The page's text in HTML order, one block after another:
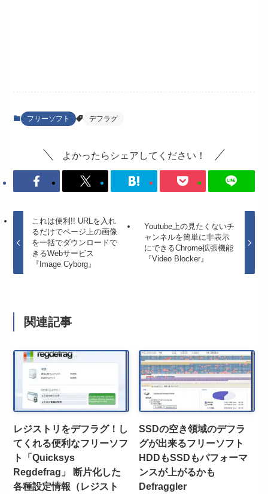
フリーソフト デフラグ
よかったらシェアしてください！
これは便利!! URLを入れ
るだけでページ上の画像
を一括でダウンロードで
きるWebサービス
『Image Cyborg』
Youtube上の見たくないチ
ャンネルを簡単に非表示
にできるChrome拡張機能
『Video Blocker』
関連記事
レジストリをデフラグ！し
てくれる便利なフリーソフ
ト「Quicksys
Regdefrag」 断片化した
各種設定情報（レジスト
SSDの空き領域のデフラ
グが出来るフリーソフト
HDDもSSDもパフォーマ
ンスが上がるかも
Defraggler